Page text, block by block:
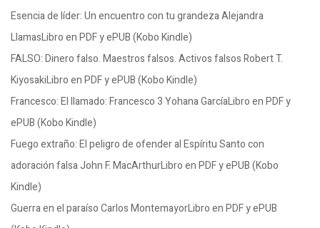
Esencia de líder: Un encuentro con tu grandeza Alejandra
LlamasLibro en PDF y ePUB (Kobo Kindle)
FALSO: Dinero falso. Maestros falsos. Activos falsos Robert T.
KiyosakiLibro en PDF y ePUB (Kobo Kindle)
Francesco: El llamado: Francesco 3 Yohana GarcíaLibro en PDF y
ePUB (Kobo Kindle)
Fuego extraño: El peligro de ofender al Espíritu Santo con
adoración falsa John F. MacArthurLibro en PDF y ePUB (Kobo
Kindle)
Guerra en el paraíso Carlos MontemayorLibro en PDF y ePUB